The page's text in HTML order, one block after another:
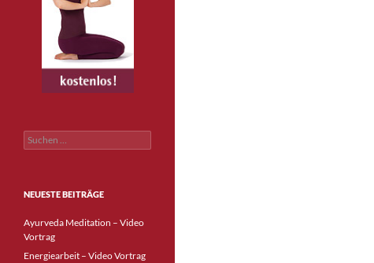
Suchen
nach:
NEUESTE BEITRÄGE
Ayurveda Meditation – Video
Vortrag
Energiearbeit – Video Vortrag